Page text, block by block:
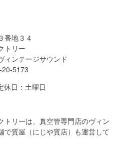
番地３４
トリー
ィンテージサウンド
20-5173
日：土曜日
トリーは、真空管専門店のヴィン
で質屋（にじや質店）も運営して